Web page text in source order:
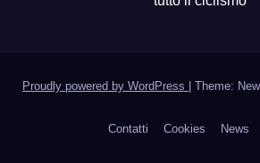
Proudly powered by WordPress Theme:
Contatti Cookies News